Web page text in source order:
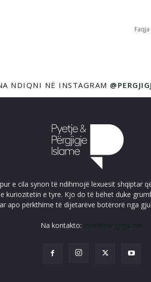
NDIQNI NË INSTAGRAM
e cila synon të ndihmojë lexuesit shqiptar
kuriozitetin e tyre. Kjo do të bëhet duke
apo përkthime të dijetarëve botërorë nga
Na kontakto: